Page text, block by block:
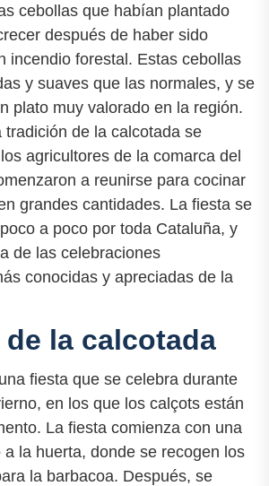
cebollas que habían plantado
después de haber sido
incendio forestal. Estas cebollas
y suaves que las normales, y se
plato muy valorado en la región.
tradición de la calcotada se
agricultores de la comarca del
a reunirse para cocinar
grandes cantidades. La fiesta se
a poco por toda Cataluña, y
de las celebraciones
conocidas y apreciadas de la
la calcotada
fiesta que se celebra durante
en los que los calçots están
La fiesta comienza con una
la huerta, donde se recogen los
la barbacoa. Después, se